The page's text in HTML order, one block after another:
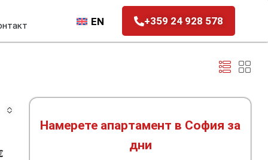
+359 24 928 578
EN
Намерете апартамент в София за
дни